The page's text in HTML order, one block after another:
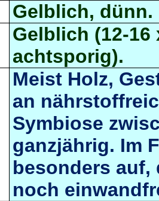
Gelblich, dünn.
Gelblich (12-
achtsporig).
Meist Holz,
an
Symbiose
ganzjährig. Im
besonders auf,
noch